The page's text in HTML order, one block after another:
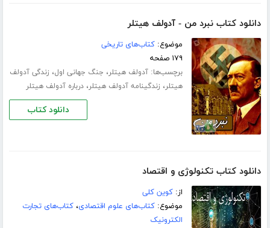
دانلود کتاب نبرد من - آدولف هیتلر
موضوع:کتاب‌های تاریخی
۱۷۹ صفحه
برچسب‌ها:آدولف هیتلر، جنگ جهانی اول، زندگی آدولف
هیتلر، زندگینامه آدولف هیتلر،درباره آدولف هیتلر
دانلود کتاب
دانلود کتاب تکنولوژی و اقتصاد
از:کوین کلی
موضوع:کتاب‌های علوم اقتصادی،کتاب‌های تجارت
الکترونیک